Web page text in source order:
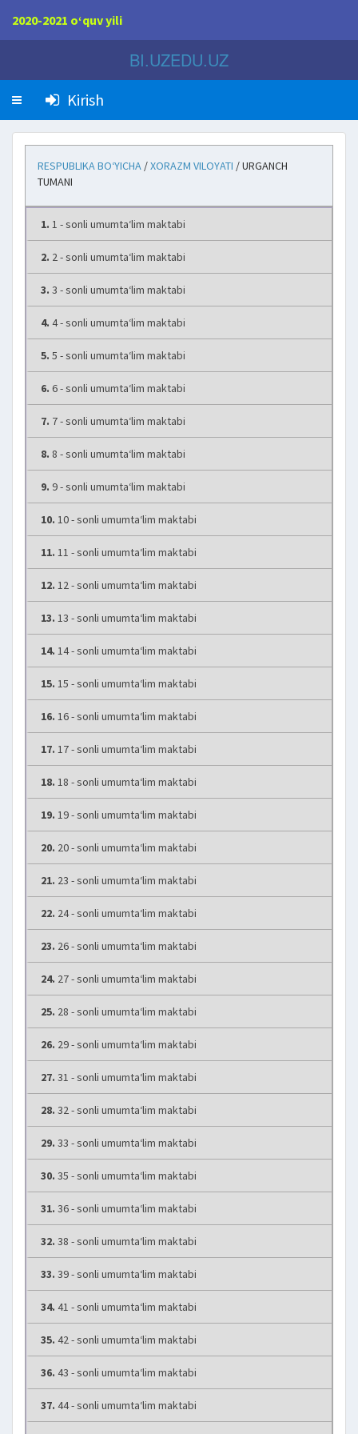
2020-2021 o‘quv yili
BI.UZEDU.UZ
Kirish
RESPUBLIKA BO‘YICHA /XORAZM VILOYATI / URGANCH
TUMANI
1. 1 - sonli umumta‘lim maktabi
2. 2 - sonli umumta‘lim maktabi
3. 3 - sonli umumta‘lim maktabi
4. 4 - sonli umumta‘lim maktabi
5. 5 - sonli umumta‘lim maktabi
6. 6 - sonli umumta‘lim maktabi
7. 7 - sonli umumta‘lim maktabi
8. 8 - sonli umumta‘lim maktabi
9. 9 - sonli umumta‘lim maktabi
10. 10 - sonli umumta‘lim maktabi
11. 11 - sonli umumta‘lim maktabi
12. 12 - sonli umumta‘lim maktabi
13. 13 - sonli umumta‘lim maktabi
14. 14 - sonli umumta‘lim maktabi
15. 15 - sonli umumta‘lim maktabi
16. 16 - sonli umumta‘lim maktabi
17. 17 - sonli umumta‘lim maktabi
18. 18 - sonli umumta‘lim maktabi
19. 19 - sonli umumta‘lim maktabi
20. 20 - sonli umumta‘lim maktabi
21. 23 - sonli umumta‘lim maktabi
22. 24 - sonli umumta‘lim maktabi
23. 26 - sonli umumta‘lim maktabi
24. 27 - sonli umumta‘lim maktabi
25. 28 - sonli umumta‘lim maktabi
26. 29 - sonli umumta‘lim maktabi
27. 31 - sonli umumta‘lim maktabi
28. 32 - sonli umumta‘lim maktabi
29. 33 - sonli umumta‘lim maktabi
30. 35 - sonli umumta‘lim maktabi
31. 36 - sonli umumta‘lim maktabi
32. 38 - sonli umumta‘lim maktabi
33. 39 - sonli umumta‘lim maktabi
34. 41 - sonli umumta‘lim maktabi
35. 42 - sonli umumta‘lim maktabi
36. 43 - sonli umumta‘lim maktabi
37. 44 - sonli umumta‘lim maktabi